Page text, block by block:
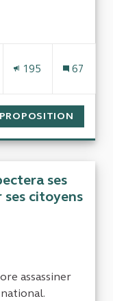
195 67
ses
citoyens
assassiner